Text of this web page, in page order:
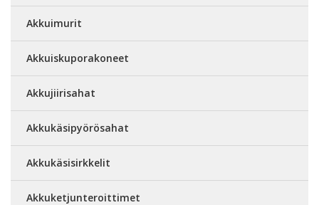
Akkuimurit
Akkuiskuporakoneet
Akkujiirisahat
Akkukäsipyörösahat
Akkukäsisirkkelit
Akkuketjunteroittimet